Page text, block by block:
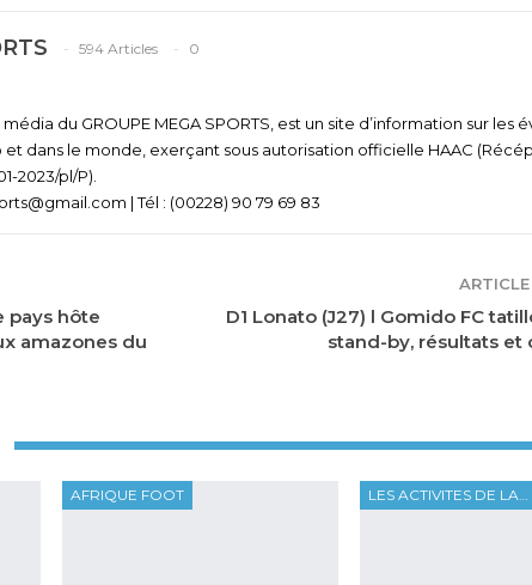
594 Articles
0
média du GROUPE MEGA SPORTS, est un site d’information sur les
et dans le monde, exerçant sous autorisation officielle HAAC
2023/pl/P).
| Tél : (00228) 90 79 69 83
pays hôte
amazones du
D1 Lonato (J27) l Gomido FC
stand-by, résultats et
AFRIQUE FOOT